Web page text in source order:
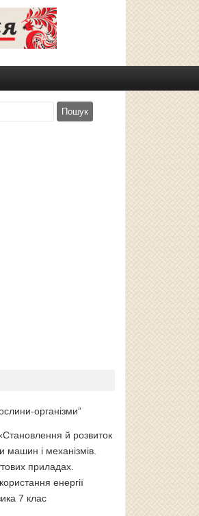
організми”
й розвиток
машин і механізмів.
приладах.
енергії
7 клас